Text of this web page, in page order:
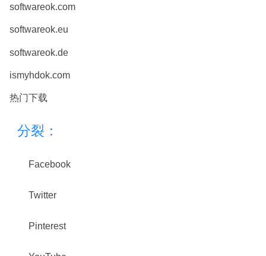
softwareok.com
softwareok.eu
softwareok.de
ismyhdok.com
热门下载
分裂：
Facebook
Twitter
Pinterest